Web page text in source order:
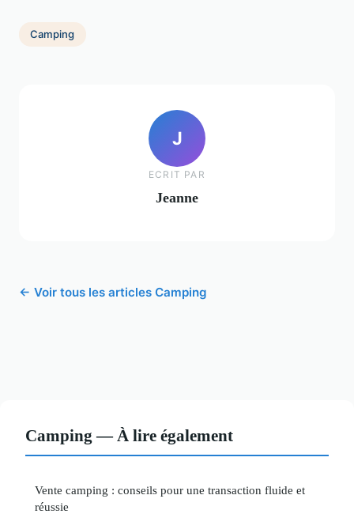
Camping
J
ECRIT PAR
Jeanne
← Voir tous les articles Camping
Camping — À lire également
Vente camping : conseils pour une transaction fluide et
réussie